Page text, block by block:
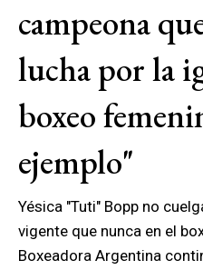
campeona
lucha por la
boxeo
ejemplo"
Yésica "Tuti" Bopp no
vigente que nunca en el
Boxeadora Argentina